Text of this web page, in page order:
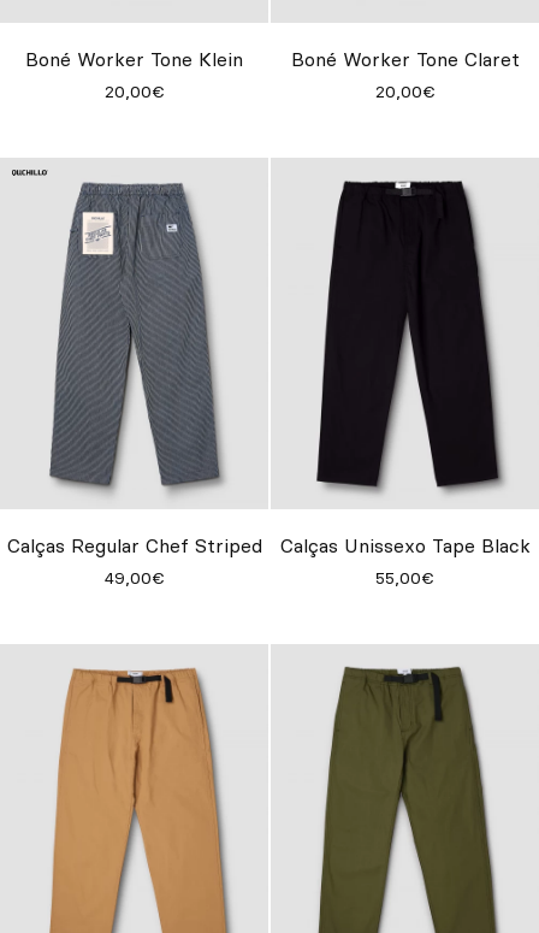
DE
PT
Boné Worker Tone Klein
20,00€
Boné Worker Tone Claret
20,00€
Calças Regular Chef Striped
49,00€
Calças Unissexo Tape Black
55,00€